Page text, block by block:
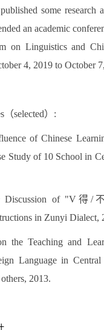
some research
an academic
on Linguistics and
4, 2019 to October
（selected）:
of Chinese
Study of 10 School in
Discussion of "V得/
in Zunyi Dialect,
the Teaching and
Language in
2013.